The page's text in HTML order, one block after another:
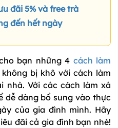
đãi 5% và free trà
đến hết ngày
bạn những 4 cách làm
bị khô với cách làm
nhà. Với các cách làm xá
dễ dàng bổ sung vào thực
của gia đình mình. Hãy
đãi cả gia đình bạn nhé!